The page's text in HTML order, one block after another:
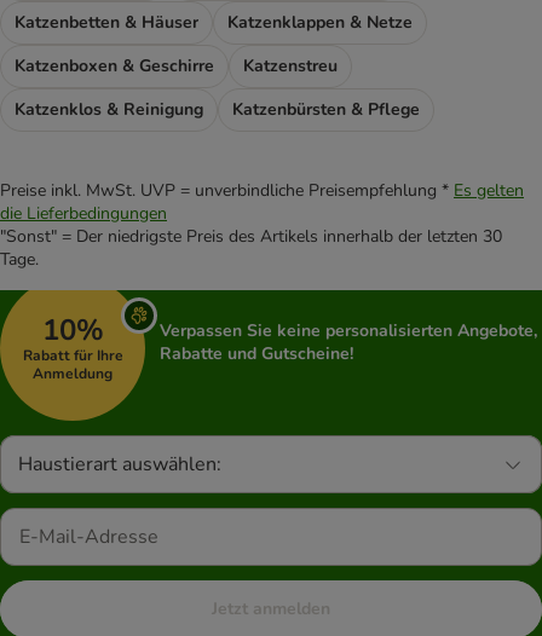
Katzenbetten & Häuser
Katzenklappen & Netze
Katzenboxen & Geschirre
Katzenstreu
Katzenklos & Reinigung
Katzenbürsten & Pflege
Preise inkl. MwSt. UVP = unverbindliche Preisempfehlung * Es gelten
die Lieferbedingungen
"Sonst" = Der niedrigste Preis des Artikels innerhalb der letzten 30
Tage.
10%
Rabatt für Ihre
Anmeldung
Verpassen Sie keine personalisierten Angebote,
Rabatte und Gutscheine!
Haustierart auswählen:
Jetzt anmelden